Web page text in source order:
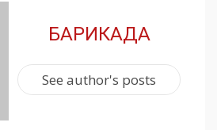
БАРИКАДА
See author's posts